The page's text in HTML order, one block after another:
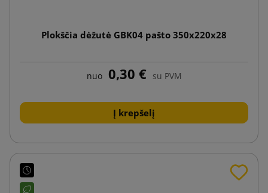
Plokščia dėžutė GBK04 pašto 350x220x28
nuo 0,30 € su PVM
Į krepšelį